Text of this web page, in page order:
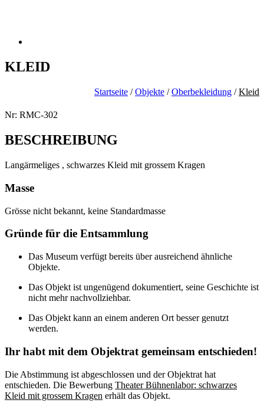
KLEID
Startseite /Objekte /Oberbekleidung /Kleid
Nr: RMC-302
BESCHREIBUNG
Langärmeliges , schwarzes Kleid mit grossem Kragen
Masse
Grösse nicht bekannt, keine Standardmasse
Gründe für die Entsammlung
Das Museum verfügt bereits über ausreichend ähnliche
Objekte.
Das Objekt ist ungenügend dokumentiert, seine Geschichte ist
nicht mehr nachvollziehbar.
Das Objekt kann an einem anderen Ort besser genutzt
werden.
Ihr habt mit dem Objektrat gemeinsam entschieden!
Die Abstimmung ist abgeschlossen und der Objektrat hat
entschieden. Die Bewerbung Theater Bühnenlabor: schwarzes
Kleid mit grossem Kragen erhält das Objekt.